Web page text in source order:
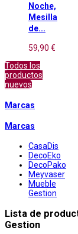
Noche,
Mesilla
de...
59,90 €
Todos los
productos
nuevos
Marcas
Marcas
CasaDis
DecoEko
DecoPako
Meyvaser
Mueble
Gestion
Lista de
Gestion